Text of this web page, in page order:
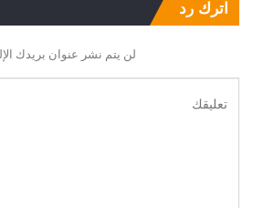
اترك رد
لن يتم نشر عنوان بريدك